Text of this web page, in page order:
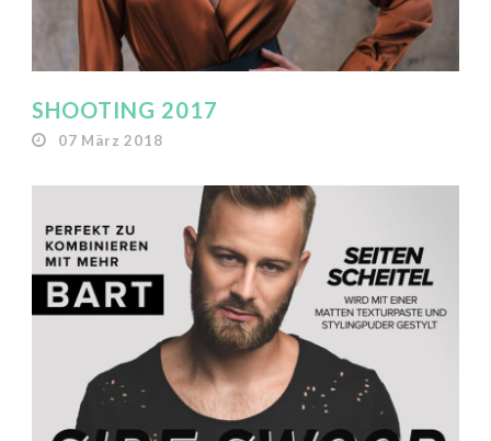
SHOOTING 2017
07 März 2018